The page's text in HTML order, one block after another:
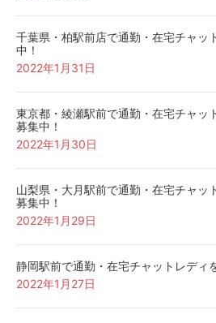
千葉県・柏駅前店で通勤・在宅チャッ
中！
2022年1月31日
東京都・綾瀬駅前で通勤・在宅チャッ
募集中！
2022年1月30日
山梨県・大月駅前で通勤・在宅チャッ
募集中！
2022年1月29日
静岡駅前で通勤・在宅チャットレディ
2022年1月27日